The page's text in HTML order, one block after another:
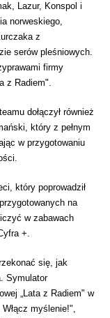
Lazur, Konspol i
norweskiego,
z
serów pleśniowych.
firmy
z Radiem".
dołączył również
który z pełnym
w przygotowaniu
który poprowadził
na
w zabawach
+.
się, jak
Symulator
„Lata z Radiem" w
myślenie!",